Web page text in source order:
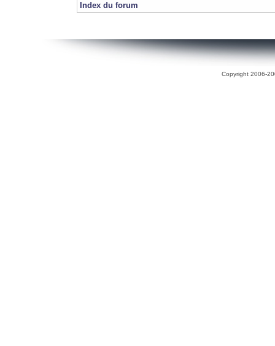
Index du forum
Copyright 2006-